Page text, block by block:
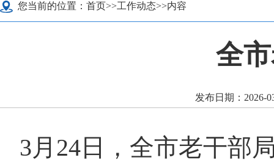
您当前的位置： 首页>>工作动态>>内容
全
发布日期：
3月24日，全市老干部